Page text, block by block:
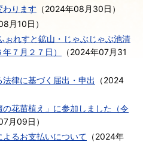
わります （2024年08月30日 ）
月10日 ）
ぉれすと鉱山・じゃぶじゃぶ池清
７月２７日）
（2024年07月31
律に基づく届出・申出
（2024
花苗植え」に参加しました（令
月09日 ）
るお支払いについて （2024年